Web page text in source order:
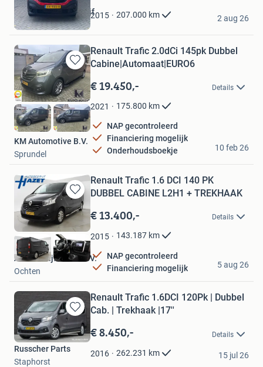
Favorieten
2015 207.000 km
Ks onderhoudsbedrijf
Zoeterwoude
2 aug 26
Bewaren
in
Mijn
Favorieten
Renault Trafic 2.0dCi 145pk Dubbel
Cabine|Automaat|EURO6
€ 19.450,- Details
2021 175.800 km
NAP gecontroleerd
Financiering mogelijk
Onderhoudsboekje
KM Automotive B.V.
Sprundel
10 feb 26
Bewaren
in
Mijn
Favorieten
Renault Trafic 1.6 DCI 140 PK
DUBBEL CABINE L2H1 + TREKHAAK
€ 13.400,- Details
2015 143.187 km
NAP gecontroleerd
Financiering mogelijk
Autobedrijf Hazet B.V.
Ochten
5 aug 26
Bewaren
in
Mijn
Favorieten
Renault Trafic 1.6DCI 120Pk | Dubbel
Cab. | Trekhaak |17''
€ 8.450,- Details
2016 262.231 km
Russcher Parts
Staphorst
15 jul 26